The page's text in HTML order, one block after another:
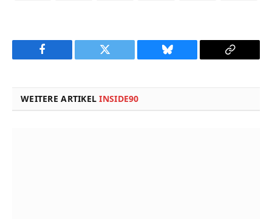
Facebook Twitter Bluesky
Copy
WEITERE ARTIKELINSIDE90